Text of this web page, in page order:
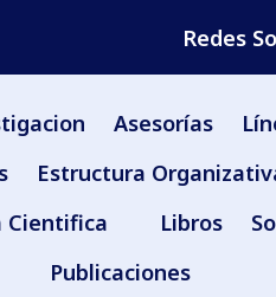
Redes
Asesorías
Estructura
Cientifica Libros
Publicaciones